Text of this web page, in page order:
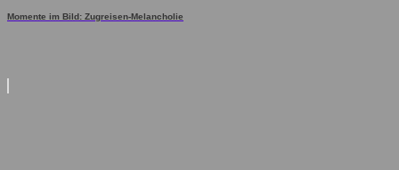
Momente im Bild: Zugreisen-Melancholie